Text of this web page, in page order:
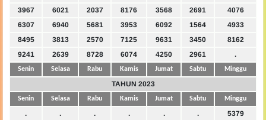
3967
6021 2037 8176 3568 2691
4076
6307
6940 5681 3953 6092 1564
4933
8495
3813 2570 7125 9631 3450
8162
9241
2639 8728 6074 4250 2961 .
Senin Selasa Rabu Kamis Jumat Sabtu Minggu
TAHUN 2023
Senin Selasa Rabu Kamis Jumat Sabtu Minggu
. . . . . .
5379